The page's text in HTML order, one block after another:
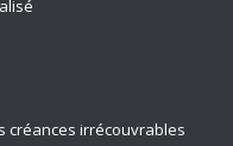
créances irrécouvrables